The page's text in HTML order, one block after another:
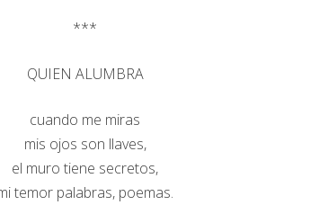
***
QUIEN ALUMBRA
cuando me miras
mis ojos son llaves,
el muro tiene secretos,
temor palabras, poemas.